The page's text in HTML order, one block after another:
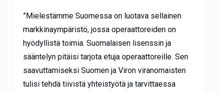
”Mielestämme Suomessa on luotava sellainen
markkinaympäristö, jossa operaattoreiden on
hyödyllistä toimia. Suomalaisen lisenssin ja
sääntelyn pitäisi tarjota etuja operaattoreille. Sen
saavuttamiseksi Suomen ja Viron viranomaisten
tulisi tehdä tiivistä yhteistyötä ja tarvittaessa